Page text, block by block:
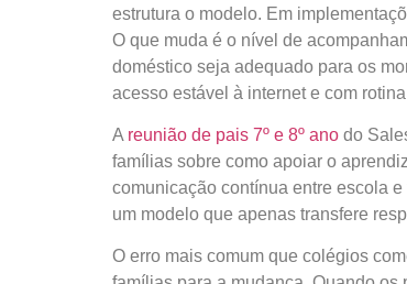
estrutura o modelo. Em
O que muda é o nível de
doméstico seja adequado para os
acesso estável à internet e com
A reunião de pais 7º e 8º ano do
famílias sobre como apoiar o
comunicação contínua entre escola
um modelo que apenas transfere
O erro mais comum que colégios